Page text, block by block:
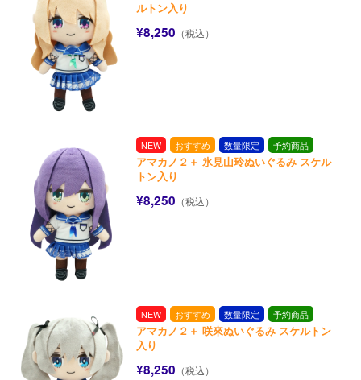
ルトン入り
¥8,250 （税込）
NEW おすすめ 数量限定 予約商品
アマカノ２＋ 氷見山玲ぬいぐるみ スケル
トン入り
¥8,250 （税込）
NEW おすすめ 数量限定 予約商品
アマカノ２＋ 咲來ぬいぐるみ スケルトン
入り
¥8,250 （税込）